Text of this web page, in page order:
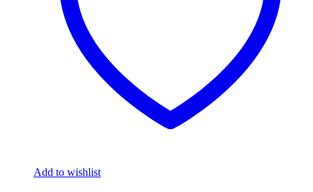
Add to wishlist